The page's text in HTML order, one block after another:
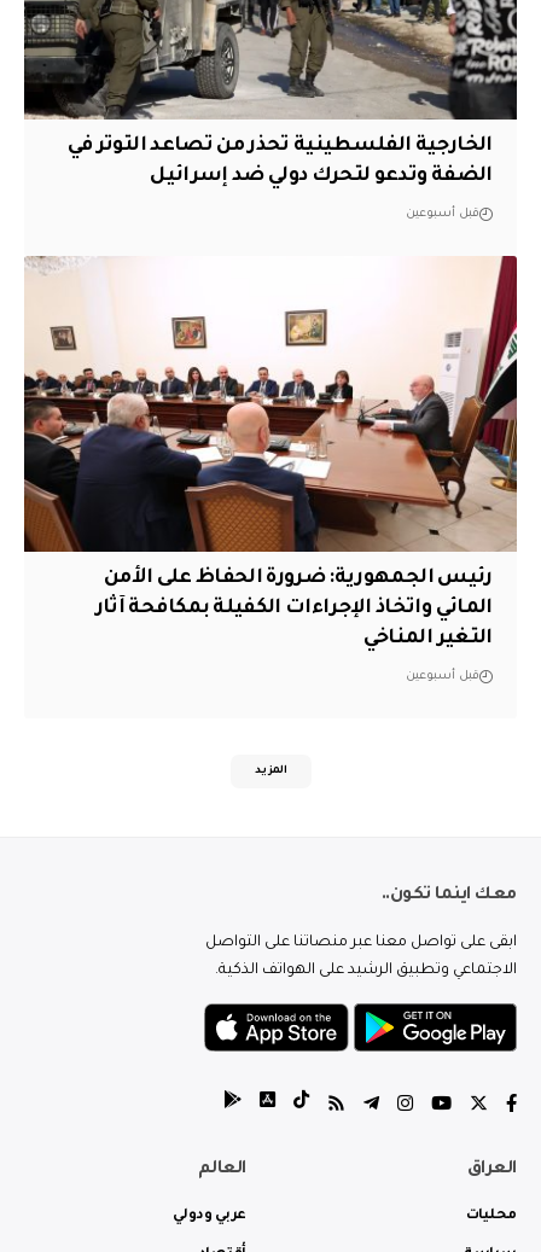
الخارجية الفلسطينية تحذر من تصاعد التوتر في
الضفة وتدعو لتحرك دولي ضد إسرائيل
قبل أسبوعين
رئيس الجمهورية: ضرورة الحفاظ على الأمن
المائي واتخاذ الإجراءات الكفيلة بمكافحة آثار
التغير المناخي
قبل أسبوعين
المزيد
معك اينما تكون..
ابقى على تواصل معنا عبر منصاتنا على التواصل
الاجتماعي وتطبيق الرشيد على الهواتف الذكية.
العراق
محليات
العالم
عربي ودولي